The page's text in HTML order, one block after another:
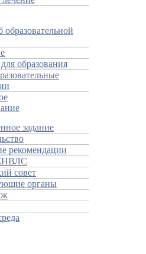
образовательной
образования
задание
рекомендации
совет
органы